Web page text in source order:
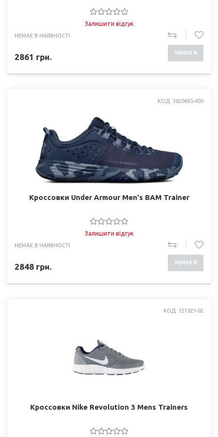
Залишити відгук
НЕМАЄ В НАЯВНОСТІ
2861 грн. НЕМАЄ В
КОД: 3020665-400
Кроссовки Under Armour Men's BAM Trainer
Залишити відгук
НЕМАЄ В НАЯВНОСТІ
2848 грн. НЕМАЄ В
КОД: 121321-02
Кроссовки Nike Revolution 3 Mens Trainers